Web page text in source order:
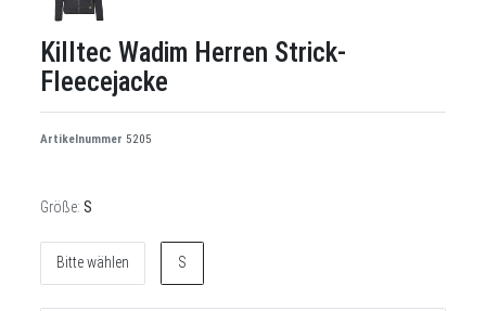
Killtec Wadim Herren Strick-
Fleecejacke
Artikelnummer5205
Größe: S
Bitte wählen S